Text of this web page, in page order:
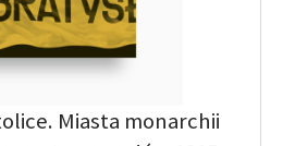
Miasta monarchii